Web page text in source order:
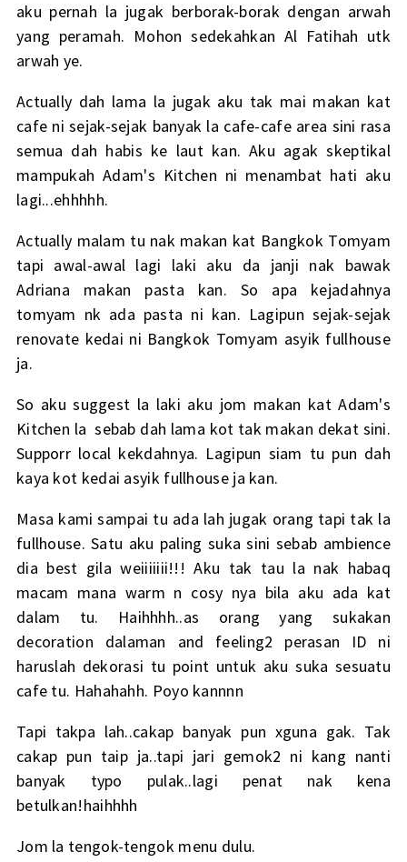
aku pernah la jugak berborak-borak dengan arwah
yang peramah. Mohon sedekahkan Al Fatihah utk
arwah ye.
Actually dah lama la jugak aku tak mai makan kat
cafe ni sejak-sejak banyak la cafe-cafe area sini rasa
semua dah habis ke laut kan. Aku agak skeptikal
mampukah Adam's Kitchen ni menambat hati aku
lagi...ehhhhh.
Actually malam tu nak makan kat Bangkok Tomyam
tapi awal-awal lagi laki aku da janji nak bawak
Adriana makan pasta kan. So apa kejadahnya
tomyam nk ada pasta ni kan. Lagipun sejak-sejak
renovate kedai ni Bangkok Tomyam asyik fullhouse
ja.
So aku suggest la laki aku jom makan kat Adam's
Kitchen la sebab dah lama kot tak makan dekat sini.
Supporr local kekdahnya. Lagipun siam tu pun dah
kaya kot kedai asyik fullhouse ja kan.
Masa kami sampai tu ada lah jugak orang tapi tak la
fullhouse. Satu aku paling suka sini sebab ambience
dia best gila weiiiiiii!!! Aku tak tau la nak habaq
macam mana warm n cosy nya bila aku ada kat
dalam tu. Haihhhh..as orang yang sukakan
decoration dalaman and feeling2 perasan ID ni
haruslah dekorasi tu point untuk aku suka sesuatu
cafe tu. Hahahahh. Poyo kannnn
Tapi takpa lah..cakap banyak pun xguna gak. Tak
cakap pun taip ja..tapi jari gemok2 ni kang nanti
banyak typo pulak..lagi penat nak kena
betulkan!haihhhh
Jom la tengok-tengok menu dulu.